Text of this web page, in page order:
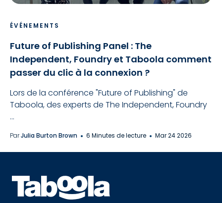
ÉVÉNEMENTS
Future of Publishing Panel : The
Independent, Foundry et Taboola comment
passer du clic à la connexion ?
Lors de la conférence "Future of Publishing" de
Taboola, des experts de The Independent, Foundry
...
ParJulia Burton Brown 6 Minutes de lecture Mar 24 2026